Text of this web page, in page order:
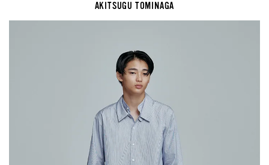
AKITSUGU TOMINAGA